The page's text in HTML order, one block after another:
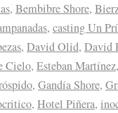
, Bembibre Shore,
, casting Un
, David Olid, David
Cielo, Esteban Martínez
, Gandía Shore,
, Hotel Piñera,